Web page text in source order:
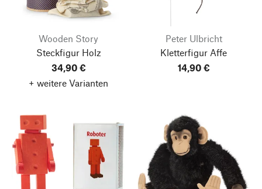
Wooden Story
Steckfigur Holz
34,90 €
+ weitere Varianten
Peter Ulbricht
Kletterfigur Affe
14,90 €